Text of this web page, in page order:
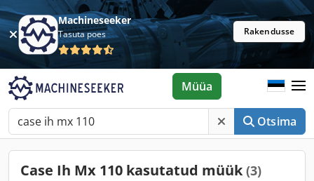
Machineseeker
Tasuta poes Rakendusse
Otsima
Müüa
Case Ih Mx 110 kasutatud müük (3)